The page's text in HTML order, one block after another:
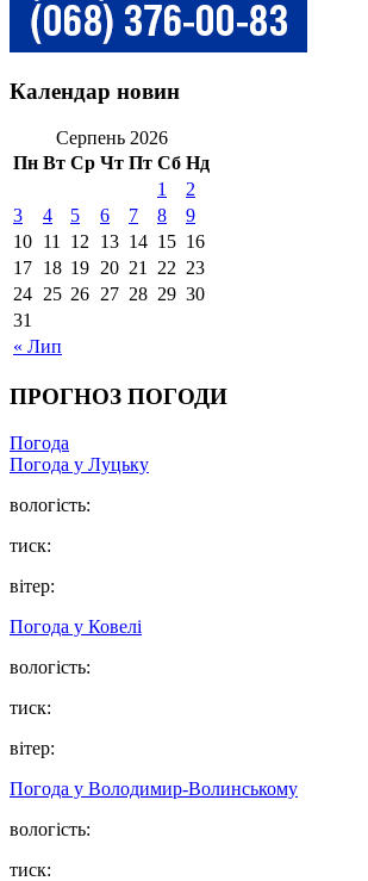
Календар новин
Серпень 2026
Пн Вт Ср Чт Пт Сб Нд
« Лип
1
2
3
4 5 6 7 8
9
10 11 12 13 14 15 16
17 18 19 20 21 22 23
24 25 26 27 28 29 30
31
ПРОГНОЗ ПОГОДИ
Погода
Погода у Луцьку
вологість:
тиск:
вітер:
Погода у Ковелі
вологість:
тиск:
вітер:
Погода у Володимир-Волинському
вологість:
тиск: